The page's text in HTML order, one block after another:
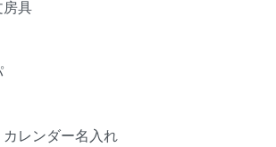
房具
カレンダー名入れ